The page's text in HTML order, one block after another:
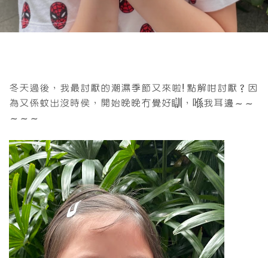
冬天過後，我最討厭的潮濕季節又來啦! 點解咁討厭？因
為又係蚊出沒時侯，開始晚晚冇覺好瞓，喺我耳邊～～
～～～